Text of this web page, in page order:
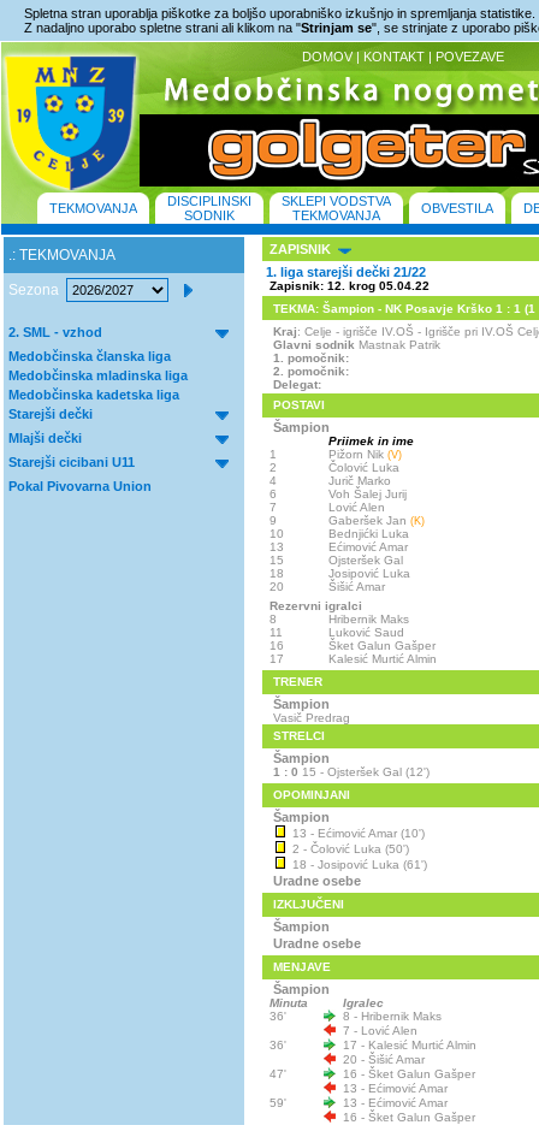
Spletna stran uporablja piškotke za boljšo uporabniško izkušnjo in spremljanja statistike.
Z nadaljno uporabo spletne strani ali klikom na "Strinjam se", se strinjate z uporabo
DOMOV | KONTAKT | POVEZAVE
TEKMOVANJA
DISCIPLINSKI
SODNIK
SKLEPI VODSTVA
TEKMOVANJA
OBVESTILA
.: TEKMOVANJA
Sezona
2. SML - vzhod
Medobčinska članska liga
Medobčinska mladinska liga
Medobčinska kadetska liga
Starejši dečki
Mlajši dečki
Starejši cicibani U11
Pokal Pivovarna Union
ZAPISNIK
1. liga starejši dečki 21/22
Zapisnik: 12. krog 05.04.22
TEKMA: Šampion - NK Posavje Krško 1 : 1 (1
Kraj: Celje - igrišče IV.OŠ - Igrišče pri IV.OŠ
Glavni sodnik Mastnak Patrik
1. pomočnik:
2. pomočnik:
Delegat:
POSTAVI
Šampion
Priimek in ime
1
Pižorn Nik (V)
2
Čolović Luka
4
Jurič Marko
6
Voh Šalej Jurij
7
Lović Alen
9
Gaberšek Jan (K)
10
Bednjićki Luka
13
Ećimović Amar
15
Ojsteršek Gal
18
Josipović Luka
20
Šišić Amar
Rezervni igralci
8
Hribernik Maks
11
Luković Saud
16
Šket Galun Gašper
17
Kalesić Murtić Almin
TRENER
Šampion
Vasič Predrag
STRELCI
Šampion
1 : 0 15 - Ojsteršek Gal (12')
OPOMINJANI
Šampion
13 - Ećimović Amar (10')
2 - Čolović Luka (50')
18 - Josipović Luka (61')
Uradne osebe
IZKLJUČENI
Šampion
Uradne osebe
MENJAVE
Šampion
Minuta
Igralec
36'
8 - Hribernik Maks
7 - Lović Alen
36'
17 - Kalesić Murtić Almin
20 - Šišić Amar
47'
16 - Šket Galun Gašper
13 - Ećimović Amar
59'
13 - Ećimović Amar
16 - Šket Galun Gašper